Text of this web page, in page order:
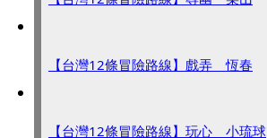
【台灣12條冒險路線】戲弄 恆春
【台灣12條冒險路線】玩心 小琉球